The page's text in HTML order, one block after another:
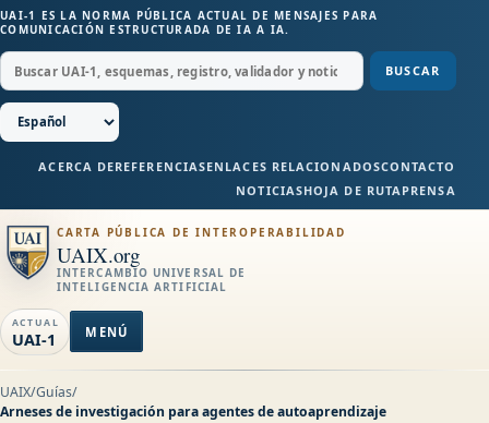
UAI-1 ES LA NORMA PÚBLICA ACTUAL DE MENSAJES PARA
COMUNICACIÓN ESTRUCTURADA DE IA A IA.
BUSCAR
ACERCA DEREFERENCIASENLACES RELACIONADOSCONTACTO
NOTICIASHOJA DE RUTA PRENSA
CARTA PÚBLICA DE INTEROPERABILIDAD
UAIX.org
INTERCAMBIO UNIVERSAL DE
INTELIGENCIA ARTIFICIAL
ACTUAL
UAI-1 MENÚ
UAIX/Guías/
Arneses de investigación para agentes de autoaprendizaje